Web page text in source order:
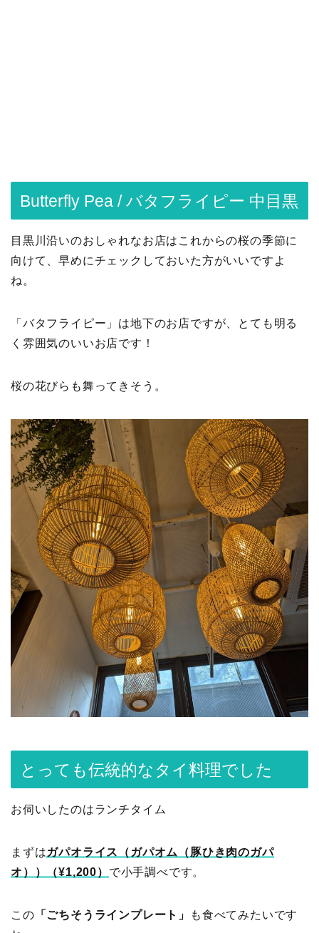
Butterfly Pea / バタフライピー 中目黒
目黒川沿いのおしゃれなお店はこれからの桜の季節に
向けて、早めにチェックしておいた方がいいですよ
ね。
「バタフライピー」は地下のお店ですが、とても明る
く雰囲気のいいお店です！
桜の花びらも舞ってきそう。
とっても伝統的なタイ料理でした
お伺いしたのはランチタイム
まずはガパオライス（ガパオム（豚ひき肉のガパ
オ））（¥1,200） で小手調べです。
この 「ごちそうラインプレート」
も食べてみたいです